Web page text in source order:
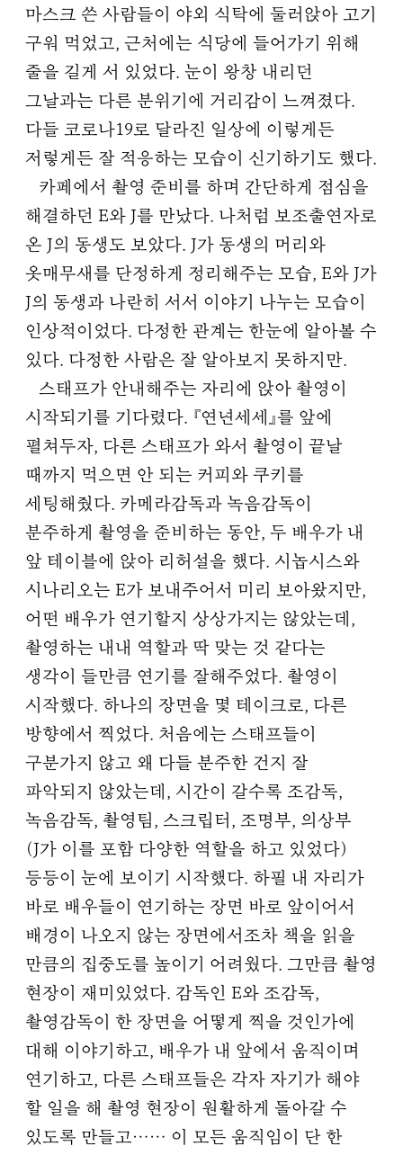
마스크 쓴 사람들이 야외 식탁에 둘러앉아 고기
구워 먹었고, 근처에는 식당에 들어가기 위해
줄을 길게 서 있었다. 눈이 왕창 내리던
그날과는 다른 분위기에 거리감이 느껴졌다.
다들 코로나19로 달라진 일상에 이렇게든
저렇게든 잘 적응하는 모습이 신기하기도 했다.
카페에서 촬영 준비를 하며 간단하게 점심을
해결하던 E와 J를 만났다. 나처럼 보조출연자로
온 J의 동생도 보았다. J가 동생의 머리와
옷매무새를 단정하게 정리해주는 모습, E와 J가
J의 동생과 나란히 서서 이야기 나누는 모습이
인상적이었다. 다정한 관계는 한눈에 알아볼 수
있다. 다정한 사람은 잘 알아보지 못하지만.
스태프가 안내해주는 자리에 앉아 촬영이
시작되기를 기다렸다. 『연년세세』를 앞에
펼쳐두자, 다른 스태프가 와서 촬영이 끝날
때까지 먹으면 안 되는 커피와 쿠키를
세팅해줬다. 카메라감독과 녹음감독이
분주하게 촬영을 준비하는 동안, 두 배우가 내
앞 테이블에 앉아 리허설을 했다. 시놉시스와
시나리오는 E가 보내주어서 미리 보아왔지만,
어떤 배우가 연기할지 상상가지는 않았는데,
촬영하는 내내 역할과 딱 맞는 것 같다는
생각이 들만큼 연기를 잘해주었다. 촬영이
시작했다. 하나의 장면을 몇 테이크로, 다른
방향에서 찍었다. 처음에는 스태프들이
구분가지 않고 왜 다들 분주한 건지 잘
파악되지 않았는데, 시간이 갈수록 조감독,
녹음감독, 촬영팀, 스크립터, 조명부, 의상부
(J가 이를 포함 다양한 역할을 하고 있었다)
등등이 눈에 보이기 시작했다. 하필 내 자리가
바로 배우들이 연기하는 장면 바로 앞이어서
배경이 나오지 않는 장면에서조차 책을 읽을
만큼의 집중도를 높이기 어려웠다. 그만큼 촬영
현장이 재미있었다. 감독인 E와 조감독,
촬영감독이 한 장면을 어떻게 찍을 것인가에
대해 이야기하고, 배우가 내 앞에서 움직이며
연기하고, 다른 스태프들은 각자 자기가 해야
할 일을 해 촬영 현장이 원활하게 돌아갈 수
있도록 만들고…… 이 모든 움직임이 단 한